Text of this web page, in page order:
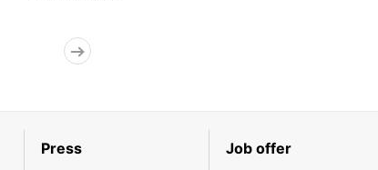
Press Job offer